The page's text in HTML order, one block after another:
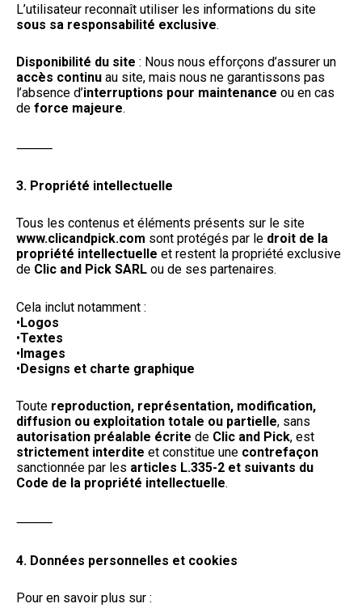
L’utilisateur reconnaît utiliser les informations du site
sous sa responsabilité exclusive.
Disponibilité du site : Nous nous efforçons d’assurer un
accès continu au site, mais nous ne garantissons pas
l’absence d’interruptions pour maintenance ou en cas
de force majeure.
⸻
3. Propriété intellectuelle
Tous les contenus et éléments présents sur le site
www.clicandpick.com sont protégés par le droit de la
propriété intellectuelle et restent la propriété exclusive
de Clic and Pick SARL ou de ses partenaires.
Cela inclut notamment :
•Logos
•Textes
•Images
•Designs et charte graphique
Toute reproduction, représentation, modification,
diffusion ou exploitation totale ou partielle, sans
autorisation préalable écrite de Clic and Pick, est
strictement interdite et constitue une contrefaçon
sanctionnée par les articles L.335-2 et suivants du
Code de la propriété intellectuelle.
⸻
4. Données personnelles et cookies
Pour en savoir plus sur :